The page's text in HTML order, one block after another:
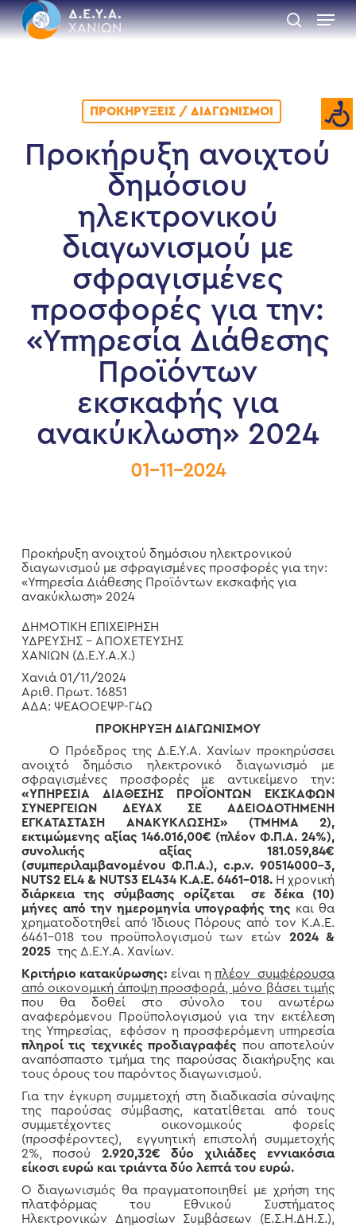
Skip
to
main
search
Menu
ΠΡΟΚΗΡΎΞΕΙΣ / ΔΙΑΓΩΝΙΣΜΟΊ
Προκήρυξη ανοιχτού
δημόσιου
ηλεκτρονικού
διαγωνισμού με
σφραγισμένες
προσφορές για την:
«Υπηρεσία Διάθεσης
Προϊόντων
εκσκαφής για
ανακύκλωση» 2024
01-11-2024
Προκήρυξη ανοιχτού δημόσιου ηλεκτρονικού
διαγωνισμού με σφραγισμένες προσφορές για την:
«Υπηρεσία Διάθεσης Προϊόντων εκσκαφής για
ανακύκλωση» 2024
ΔΗΜΟΤΙΚΗ ΕΠΙΧΕΙΡΗΣΗ
ΥΔΡΕΥΣΗΣ – ΑΠΟΧΕΤΕΥΣΗΣ
ΧΑΝΙΩΝ (Δ.Ε.Υ.Α.Χ.)
Χανιά 01/11/2024
Αριθ. Πρωτ. 16851
ΑΔΑ: ΨΕΑΟΟΕΨΡ-Γ4Ω
ΠΡΟΚΗΡΥΞΗ ΔΙΑΓΩΝΙΣΜΟΥ
Ο Πρόεδρος της Δ.Ε.Υ.Α. Χανίων προκηρύσσει
ανοιχτό δημόσιο ηλεκτρονικό διαγωνισμό με
σφραγισμένες προσφορές με αντικείμενο την:
«ΥΠΗΡΕΣΙΑ ΔΙΑΘΕΣΗΣ ΠΡΟΪΟΝΤΩΝ ΕΚΣΚΑΦΩΝ
ΣΥΝΕΡΓΕΙΩΝ ΔΕΥΑΧ ΣΕ ΑΔΕΙΟΔΟΤΗΜΕΝΗ
ΕΓΚΑΤΑΣΤΑΣΗ ΑΝΑΚΥΚΛΩΣΗΣ» (ΤΜΗΜΑ 2),
εκτιμώμενης αξίας 146.016,00€ (πλέον Φ.Π.Α. 24%),
συνολικής αξίας 181.059,84€
(συμπεριλαμβανομένου Φ.Π.Α.),c.p.v. 90514000-3,
NUTS2 EL4 & NUTS3 EL434 Κ.Α.Ε. 6461-018. Η χρονική
διάρκεια της σύμβασης ορίζεται σε δέκα (10)
μήνες από την ημερομηνία υπογραφής της και θα
χρηματοδοτηθεί από Ίδιους Πόρους από τον Κ.Α.Ε.
6461-018 του προϋπολογισμού των ετών 2024 &
2025 της Δ.Ε.Υ.Α. Χανίων.
Κριτήριο κατακύρωσης: είναι ηπλέον συμφέρουσα
από οικονομική άποψη προσφορά, μόνο βάσει τιμής
που θα δοθεί στο σύνολο του ανωτέρω
αναφερόμενου Προϋπολογισμού για την εκτέλεση
της Υπηρεσίας, εφόσον η προσφερόμενη υπηρεσία
πληροί τις τεχνικές προδιαγραφές που αποτελούν
αναπόσπαστο τμήμα της παρούσας διακήρυξης και
τους όρους του παρόντος διαγωνισμού.
Για την έγκυρη συμμετοχή στη διαδικασία σύναψης
της παρούσας σύμβασης, κατατίθεται από τους
συμμετέχοντες οικονομικούς φορείς
(προσφέροντες), εγγυητική επιστολή συμμετοχής
2%, ποσού 2.920,32€ δύο χιλιάδες εννιακόσια
είκοσι ευρώ και τριάντα δύο λεπτά του ευρώ.
Ο διαγωνισμός θα πραγματοποιηθεί με χρήση της
πλατφόρμας του Εθνικού Συστήματος
Ηλεκτρονικών Δημοσίων Συμβάσεων (Ε.Σ.Η.ΔΗ.Σ.),